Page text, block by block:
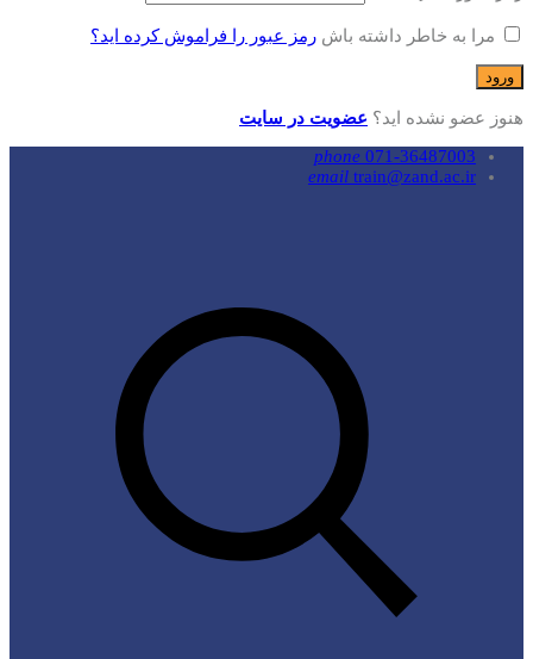
مرا به خاطر داشته باش رمز عبور را فراموش کرده اید؟
هنوز عضو نشده اید؟ عضویت در سایت
phone 071-36487003
email train@zand.ac.ir